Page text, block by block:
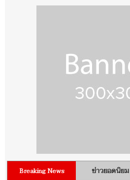
Breaking News ข่าวยอดนิยม